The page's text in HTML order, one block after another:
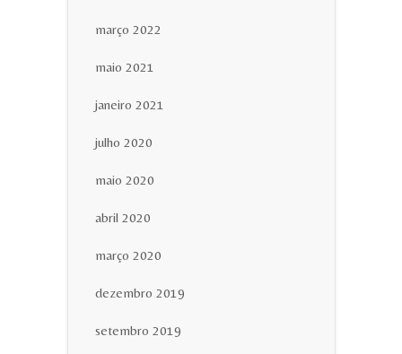
março 2022
maio 2021
janeiro 2021
julho 2020
maio 2020
abril 2020
março 2020
dezembro 2019
setembro 2019